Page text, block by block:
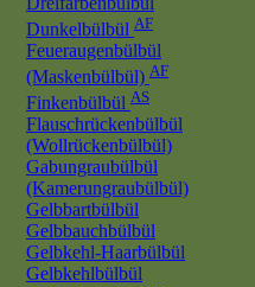
Dunkelbülbül AF
Feueraugenbülbül
(Maskenbülbül) AF
Finkenbülbül AS
Flauschrückenbülbül
(Wollrückenbülbül)
Gabungraubülbül
(Kamerungraubülbül)
Gelbbartbülbül
Gelbbauchbülbül
Gelbkehl-Haarbülbül
Gelbkehlbülbül